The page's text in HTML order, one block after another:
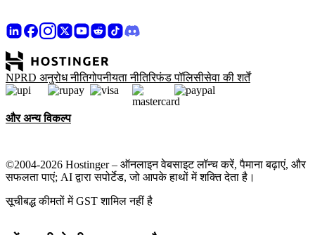
NPRD अनुरोध नीतिगोपनीयता नीतिरिफंड पॉलिसीसेवा की शर्तें
और अन्य विकल्प
©2004-2026 Hostinger – ऑनलाइन वेबसाइट लॉन्च करें, पैमाना बढ़ाएं, और
सफलता पाएं; AI द्वारा सपोर्टेड, जो आपके हाथों में शक्ति देता है।
सूचीबद्ध कीमतों में GST शामिल नहीं है